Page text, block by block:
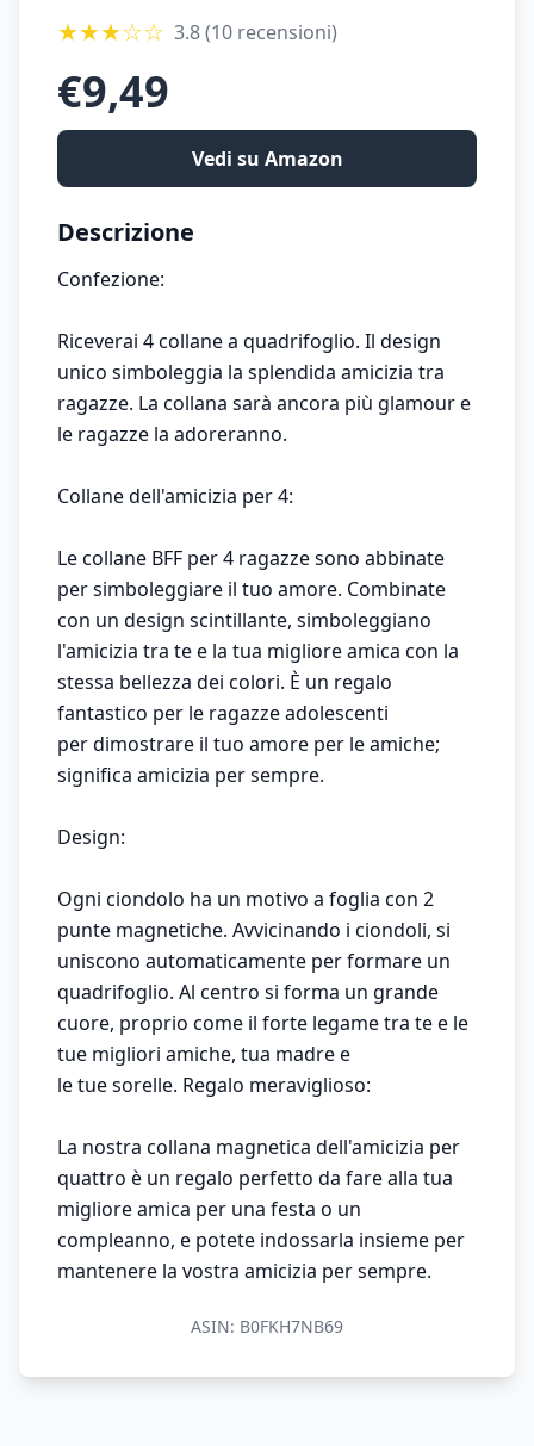
★★★☆☆ 3.8(10 recensioni)
€9,49
Vedi su Amazon
Descrizione
Confezione:
Riceverai 4 collane a quadrifoglio. Il design
unico simboleggia la splendida amicizia tra
ragazze. La collana sarà ancora più glamour e
le ragazze la adoreranno.
Collane dell'amicizia per 4:
Le collane BFF per 4 ragazze sono abbinate
per simboleggiare il tuo amore. Combinate
con un design scintillante, simboleggiano
l'amicizia tra te e la tua migliore amica con la
stessa bellezza dei colori. È un regalo
fantastico per le ragazze adolescenti
per dimostrare il tuo amore per le amiche;
significa amicizia per sempre.
Design:
Ogni ciondolo ha un motivo a foglia con 2
punte magnetiche. Avvicinando i ciondoli, si
uniscono automaticamente per formare un
quadrifoglio. Al centro si forma un grande
cuore, proprio come il forte legame tra te e le
tue migliori amiche, tua madre e
le tue sorelle. Regalo meraviglioso:
La nostra collana magnetica dell'amicizia per
quattro è un regalo perfetto da fare alla tua
migliore amica per una festa o un
compleanno, e potete indossarla insieme per
mantenere la vostra amicizia per sempre.
ASIN: B0FKH7NB69